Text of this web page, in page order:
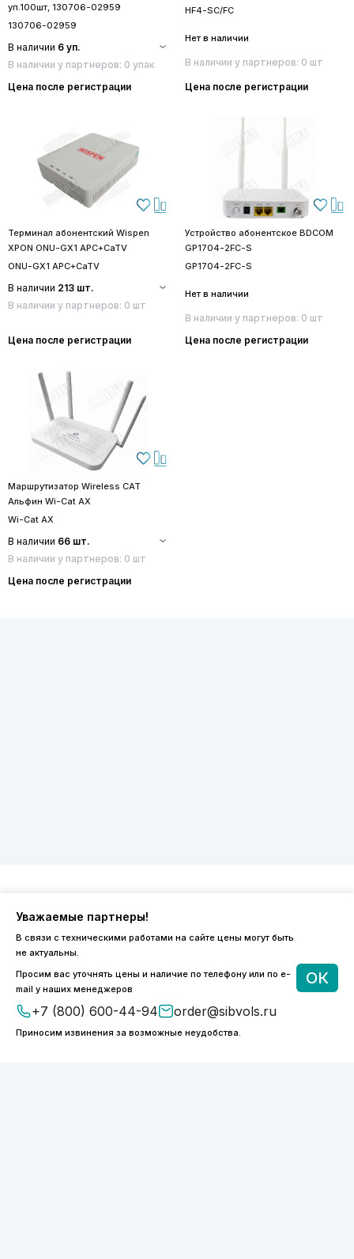
уп.100шт, 130706-02959
130706-02959
В наличии 6 уп.
В наличии у партнеров: 0 упак
Цена после регистрации
HF4-SC/FC
Нет в наличии
В наличии у партнеров: 0 шт
Цена после регистрации
Терминал абонентский Wispen
XPON ONU-GX1 APC+CaTV
ONU-GX1 APC+CaTV
В наличии 213 шт.
В наличии у партнеров: 0 шт
Цена после регистрации
Устройство абонентское BDCOM
GP1704-2FC-S
GP1704-2FC-S
Нет в наличии
В наличии у партнеров: 0 шт
Цена после регистрации
Маршрутизатор Wireless CAT
Альфин Wi-Cat AX
Wi-Cat AX
В наличии 66 шт.
В наличии у партнеров: 0 шт
Цена после регистрации
Уважаемые партнеры!
В связи с техническими работами на сайте цены могут быть
не актуальны.
Просим вас уточнять цены и наличие по телефону или по e-
mail у наших менеджеров
+7 (800) 600-44-94 order@sibvols.ru
Приносим извинения за возможные неудобства.
ОК
8 (800) 600-44-94
ПН-ПТ 9:00 - 18:00
order@sibvols.ru
О компании
Каталог
Контакты